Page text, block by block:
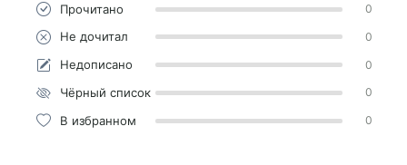
Прочитано 0
Не дочитал 0
Недописано 0
Чёрный список 0
В избранном 0